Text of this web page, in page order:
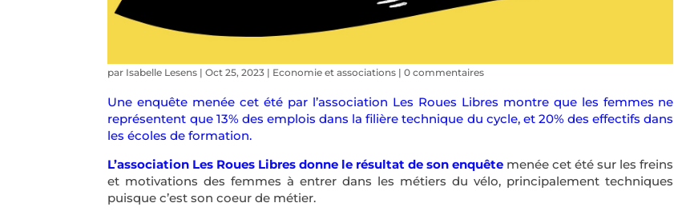
par Isabelle Lesens |Oct 25, 2023 | Economie et associations |0 commentaires
Une enquête menée cet été par l’association Les Roues Libres montre que les femmes ne
représentent que 13% des emplois dans la filière technique du cycle, et 20% des effectifs dans
les écoles de formation.
L’association Les Roues Libres donne le résultat de son enquête menée cet été sur les freins
et motivations des femmes à entrer dans les métiers du vélo, principalement techniques
puisque c’est son coeur de métier.